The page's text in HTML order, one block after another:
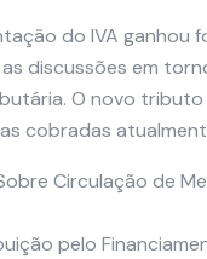
do IVA ganhou
discussões em
O novo tributo
cobradas
Circulação de
pelo